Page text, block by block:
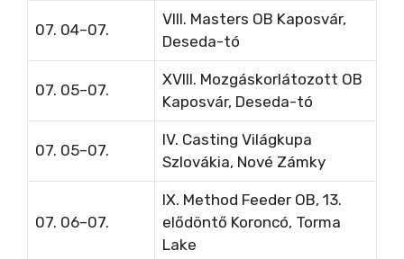
07. 04–07.
VIII. Masters OB Kaposvár,
Deseda-tó
07. 05–07.
XVIII. Mozgáskorlátozott OB
Kaposvár, Deseda-tó
07. 05–07.
IV. Casting Világkupa
Szlovákia, Nové Zámky
07. 06–07.
IX. Method Feeder OB, 13.
elődöntő Koroncó, Torma
Lake